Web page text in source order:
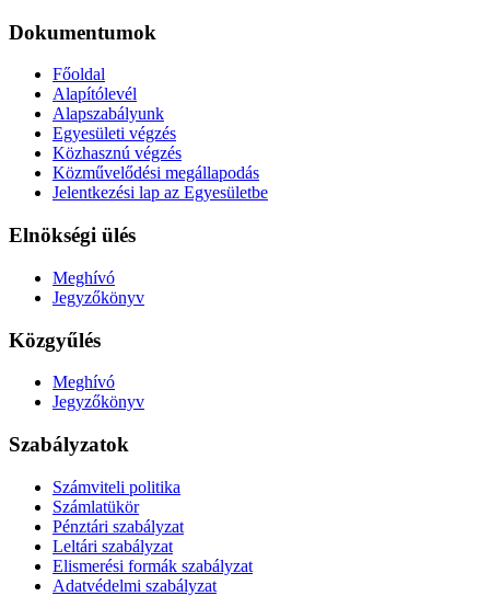
Dokumentumok
Főoldal
Alapítólevél
Alapszabályunk
Egyesületi végzés
Közhasznú végzés
Közművelődési megállapodás
Jelentkezési lap az Egyesületbe
Elnökségi ülés
Meghívó
Jegyzőkönyv
Közgyűlés
Meghívó
Jegyzőkönyv
Szabályzatok
Számviteli politika
Számlatükör
Pénztári szabályzat
Leltári szabályzat
Elismerési formák szabályzat
Adatvédelmi szabályzat